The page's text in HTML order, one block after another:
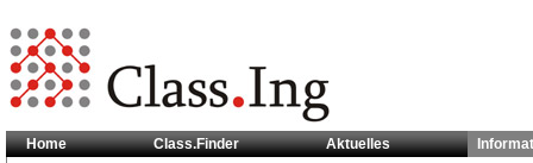
Home Class.Finder Aktuelles